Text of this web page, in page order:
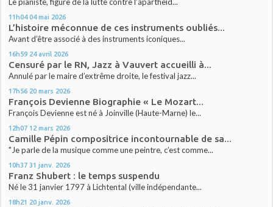
11h04 04 mai 2026
L’histoire méconnue de ces instruments oubliés...
Avant d’être associé à des instruments iconiques...
16h59 24 avril 2026
Censuré par le RN, Jazz à Vauvert accueilli à...
Annulé par le maire d’extrême droite, le festival jazz...
17h56 20 mars 2026
François Devienne Biographie « Le Mozart...
François Devienne est né à Joinville (Haute-Marne) le...
12h07 12 mars 2026
Camille Pépin compositrice incontournable de sa...
"Je parle de la musique comme une peintre, c’est comme...
10h37 31 janv. 2026
Franz Shubert : le temps suspendu
Né le 31 janvier 1797 à Lichtental (ville indépendante...
18h21 20 janv. 2026